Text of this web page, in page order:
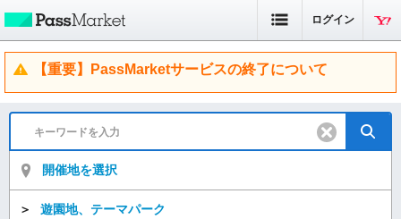
ログイン
【重要】PassMarketサービスの終了について
開催地を選択
＞ 遊園地、テーマパーク